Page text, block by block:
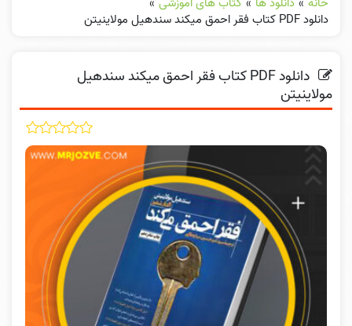
دانلود PDF کتاب فقر احمق میکند سندهیل مولاینیتن
دانلود PDF کتاب فقر احمق میکند سندهیل
مولاینیتن